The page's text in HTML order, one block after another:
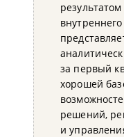
за первый
хорошей
решений,
и